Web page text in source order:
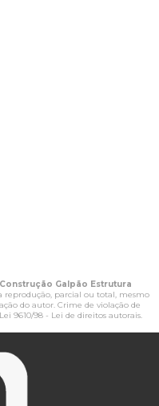
Galpão Estrutura
reprodução, parcial ou total, mesmo
do autor. Crime de violação de
Lei 9610/98 - Lei de direitos autorais.